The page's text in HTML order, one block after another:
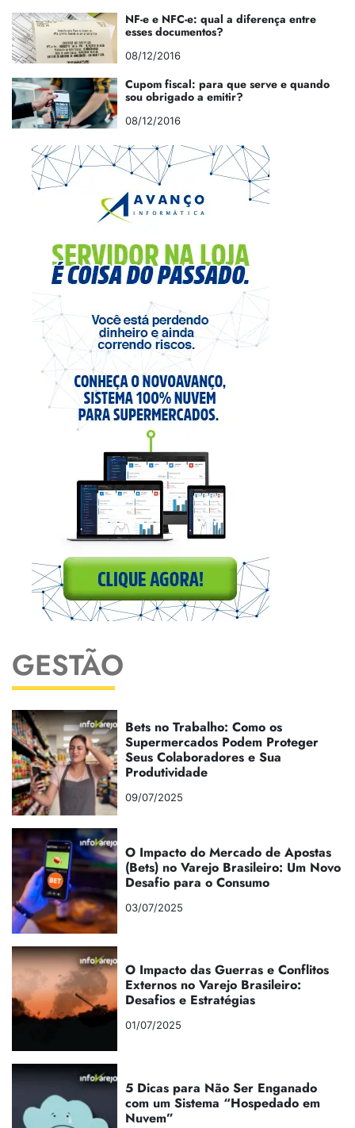
NF-e e NFC-e: qual a diferença entre
esses documentos?
08/12/2016
Cupom fiscal: para que serve e quando
sou obrigado a emitir?
08/12/2016
GESTÃO
Bets no Trabalho: Como os
Supermercados Podem Proteger
Seus Colaboradores e Sua
Produtividade
09/07/2025
O Impacto do Mercado de Apostas
(Bets) no Varejo Brasileiro: Um Novo
Desafio para o Consumo
03/07/2025
O Impacto das Guerras e Conflitos
Externos no Varejo Brasileiro:
Desafios e Estratégias
01/07/2025
5 Dicas para Não Ser Enganado
com um Sistema “Hospedado em
Nuvem”